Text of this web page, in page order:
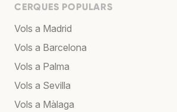
CERQUES POPULARS
Vols a Madrid
Vols a Barcelona
Vols a Palma
Vols a Sevilla
Vols a Màlaga